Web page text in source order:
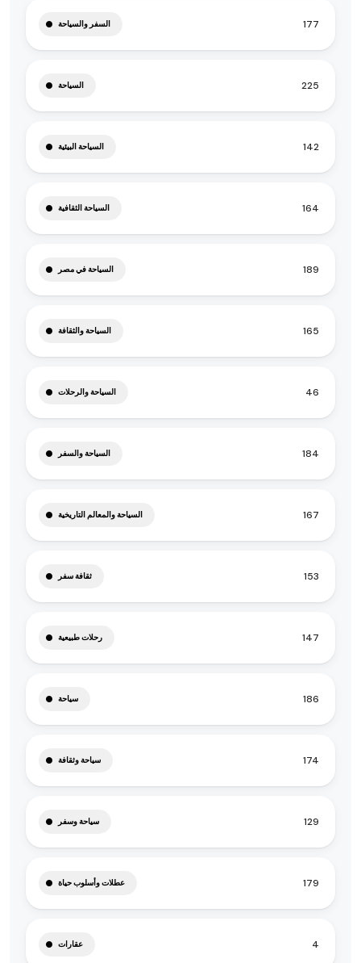
السفر والسياحة 177
السياحة 225
السياحة البيئية 142
السياحة الثقافية 164
السياحة في مصر 189
السياحة والثقافة 165
السياحة والرحلات 46
السياحة والسفر 184
السياحة والمعالم التاريخية 167
ثقافة سفر 153
رحلات طبيعية 147
سياحة 186
سياحة وثقافة 174
سياحة وسفر 129
عطلات وأسلوب حياة 179
عقارات 4